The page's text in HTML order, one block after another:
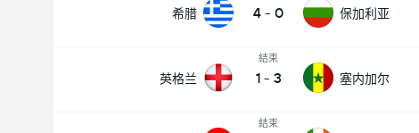
希腊 4 - 0 保加利亚
英格兰
結束
1 - 3 塞内加尔
結束